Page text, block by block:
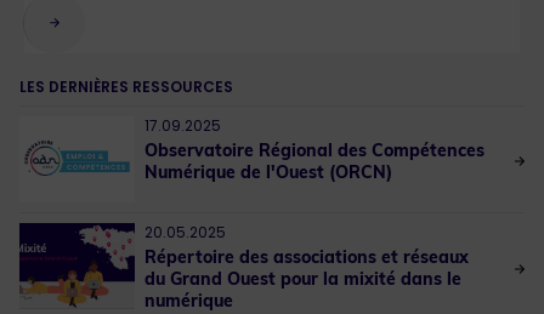
LES DERNIÈRES RESSOURCES
17.09.2025
Observatoire Régional des Compétences
Numérique de l'Ouest (ORCN)
20.05.2025
Répertoire des associations et réseaux
du Grand Ouest pour la mixité dans le
numérique